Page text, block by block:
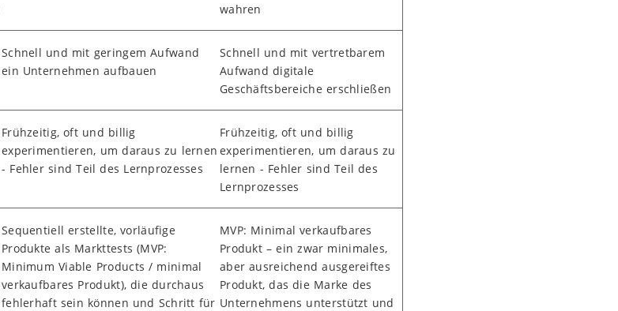
wahren
Schnell und mit geringem Aufwand
ein Unternehmen aufbauen
Schnell und mit vertretbarem
Aufwand digitale
Geschäftsbereiche erschließen
Frühzeitig, oft und billig
experimentieren, um daraus zu lernen
- Fehler sind Teil des Lernprozesses
Frühzeitig, oft und billig
experimentieren, um daraus zu
lernen - Fehler sind Teil des
Lernprozesses
Sequentiell erstellte, vorläufige
Produkte als Markttests (MVP:
Minimum Viable Products / minimal
verkaufbares Produkt), die durchaus
fehlerhaft sein können und Schritt für
MVP: Minimal verkaufbares
Produkt – ein zwar minimales,
aber ausreichend ausgereiftes
Produkt, das die Marke des
Unternehmens unterstützt und